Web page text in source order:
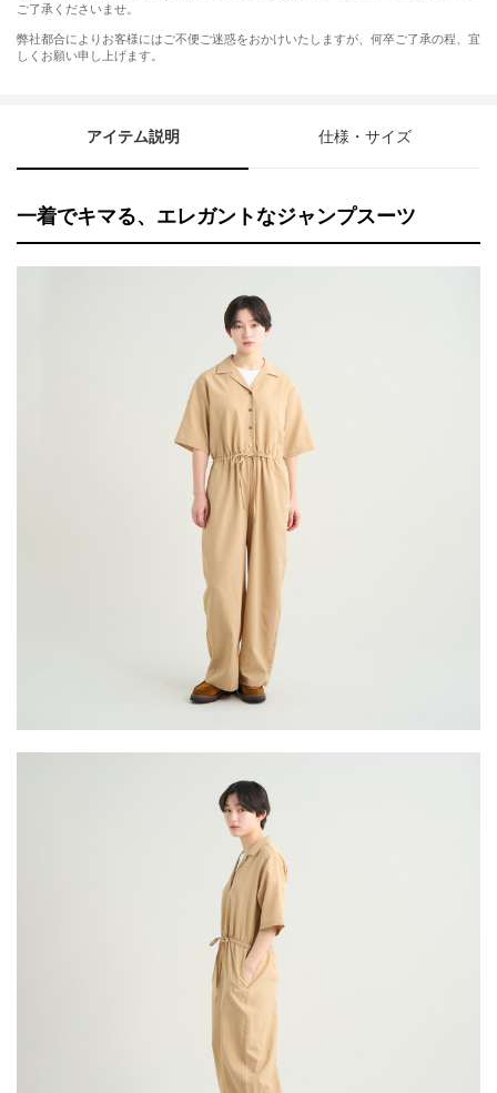
ご了承くださいませ。
弊社都合によりお客様にはご不便ご迷惑をおかけいたしますが、何卒ご了承の程、宜
しくお願い申し上げます。
アイテム説明 仕様・サイズ
一着でキマる、エレガントなジャンプスーツ